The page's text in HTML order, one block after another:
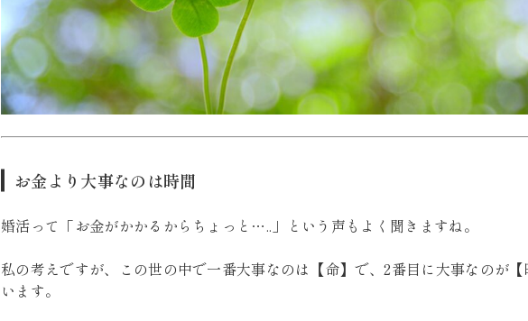
お金より大事なのは時間
婚活って「お金がかかるからちょっと…..」という声もよく聞きますね。
私の考えですが、この世の中で一番大事なのは【命】で、2番目に大事なのが
います。